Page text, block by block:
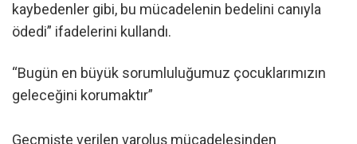
kaybedenler gibi, bu mücadelenin bedelini canıyla
ödedi” ifadelerini kullandı.
“Bugün en büyük sorumluluğumuz çocuklarımızın
geleceğini korumaktır”
Geçmişte verilen varoluş mücadelesinden